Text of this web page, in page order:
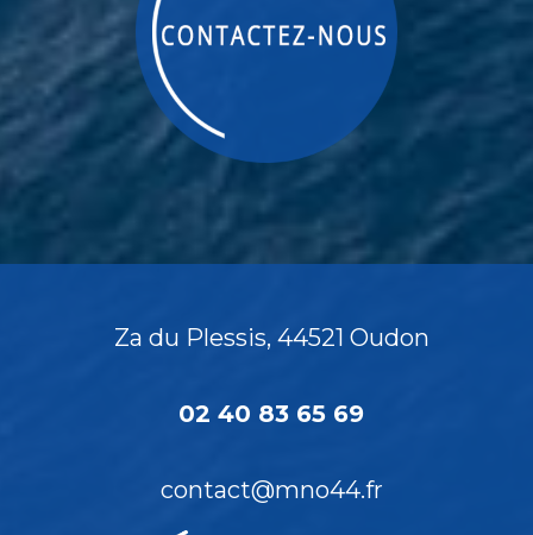
Za du Plessis, 44521 Oudon
02 40 83 65 69
contact@mno44.fr